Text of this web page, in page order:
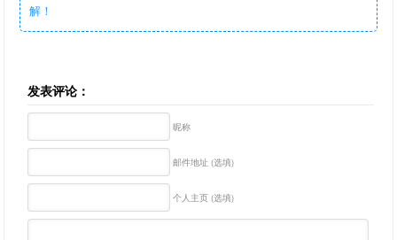
解！
发表评论：
昵称
邮件地址 (选填)
个人主页 (选填)